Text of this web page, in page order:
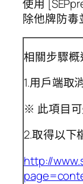
使用
除他牌防毒
相關步驟概
1.用戶端
※ 此項目
2.取得以下
http://